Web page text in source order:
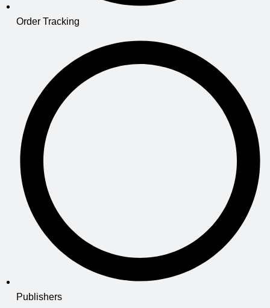
Order Tracking
Publishers